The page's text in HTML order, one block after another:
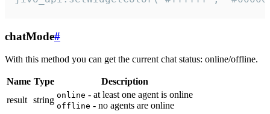
chatMode#
With this method you can get the current chat status: online/offline.
Name Type
Description
result string online - at least one agent is online
offline - no agents are online